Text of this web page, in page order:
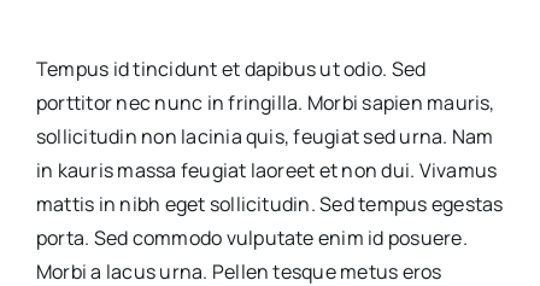
Tempus id tincidunt et dapibus ut odio. Sed
porttitor nec nunc in fringilla. Morbi sapien mauris,
sollicitudin non lacinia quis, feugiat sed urna. Nam
in kauris massa feugiat laoreet et non dui. Vivamus
mattis in nibh eget sollicitudin. Sed tempus egestas
porta. Sed commodo vulputate enim id posuere.
Morbi a lacus urna. Pellen tesque metus eros